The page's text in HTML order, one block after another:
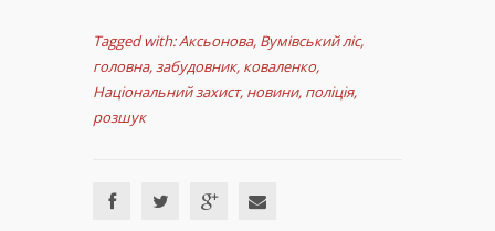
Tagged with:Аксьонова, Вумівський ліс,
головна,забудовник, коваленко,
Національний захист, новини, поліція,
розшук